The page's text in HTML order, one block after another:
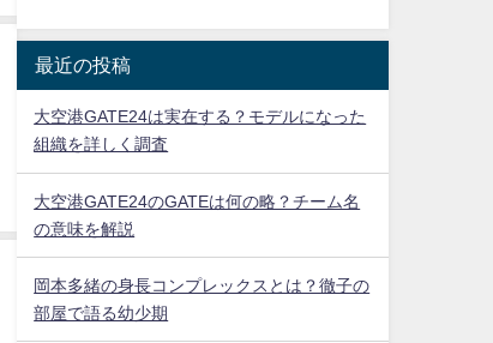
最近の投稿
大空港GATE24は実在する？モデルになった
組織を詳しく調査
大空港GATE24のGATEは何の略？チーム名
の意味を解説
岡本多緒の身長コンプレックスとは？徹子の
部屋で語る幼少期